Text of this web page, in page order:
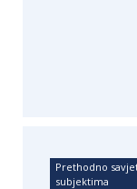
Prethodno
subjektima